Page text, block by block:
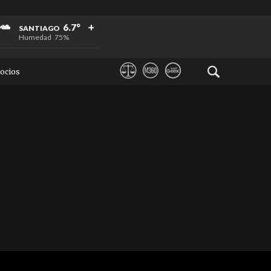
SANTIAGO 6.7°
Humedad 75%
+
+
+